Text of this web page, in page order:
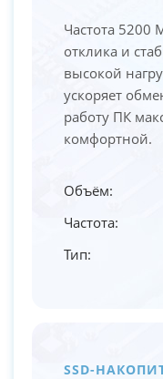
Частота 5200
отклика и
высокой
ускоряет
работу ПК
комфортной.
Объём:
Частота:
Тип:
SSD-